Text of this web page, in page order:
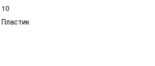
10
Пластик